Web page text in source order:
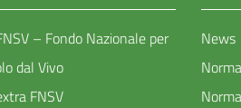
– Fondo Nazionale per
dal Vivo
FNSV
News